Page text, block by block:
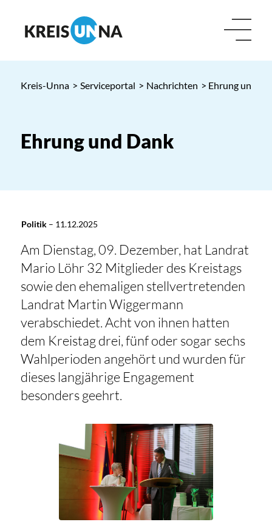
Kreis-Unna > Serviceportal > Nachrichten > Ehrung und
Ehrung und Dank
Politik– 11.12.2025
Am Dienstag, 09. Dezember, hat Landrat
Mario Löhr 32 Mitglieder des Kreistags
sowie den ehemaligen stellvertretenden
Landrat Martin Wiggermann
verabschiedet. Acht von ihnen hatten
dem Kreistag drei, fünf oder sogar sechs
Wahlperioden angehört und wurden für
dieses langjährige Engagement
besonders geehrt.